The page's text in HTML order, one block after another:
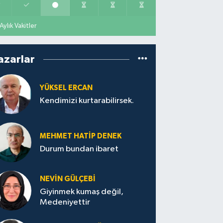
Vakitler
YÜKSEL ERCAN
Kendimizi kurtarabilirsek.
MEHMET HATİP DENEK
Durum bundan ibaret
NEVİN GÜLÇEBİ
Giyinmek kumaş değil,
Medeniyettir